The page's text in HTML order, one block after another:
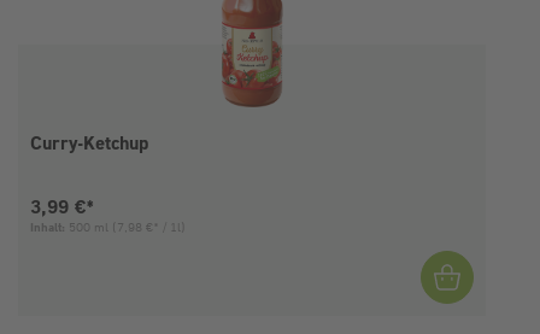
Curry-Ketchup
Aktueller Preis:
3,99 €*
Inhalt: 500 ml (7,98 €* / 1l)